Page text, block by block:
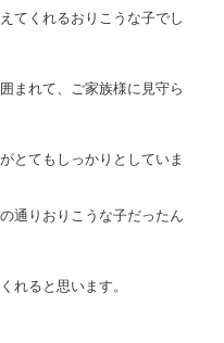
てくれるおりこうな子でし
まれて、ご家族様に見守ら
とてもしっかりとしていま
通りおりこうな子だったん
れると思います。